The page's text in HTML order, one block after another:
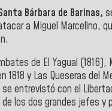
Bárbara de Barinas,
a Miguel Marcelino,
de El Yagual
1818 y Las Queseras del
se entrevistó con el
los dos grandes jefes y